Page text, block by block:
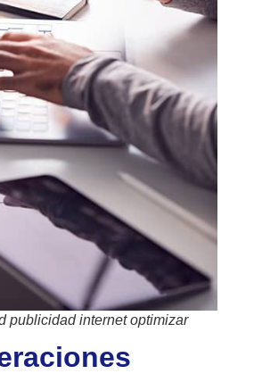
publicidad internet optimizar